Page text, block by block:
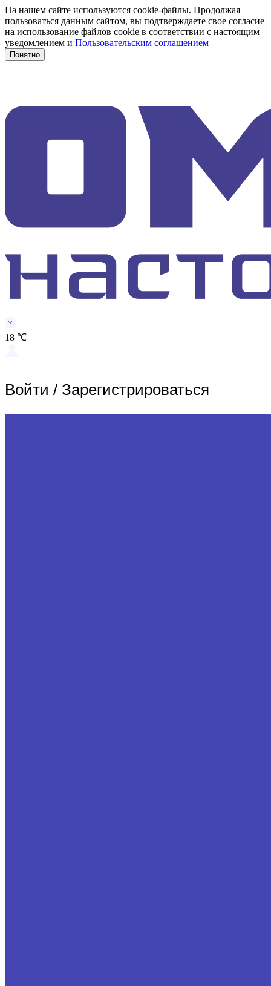
На нашем сайте используются cookie-файлы. Продолжая
пользоваться данным сайтом, вы подтверждаете свое согласие
на использование файлов cookie в соответствии с настоящим
уведомлением и Пользовательским соглашением
Понятно
18 ℃
Войти / Зарегистрироваться